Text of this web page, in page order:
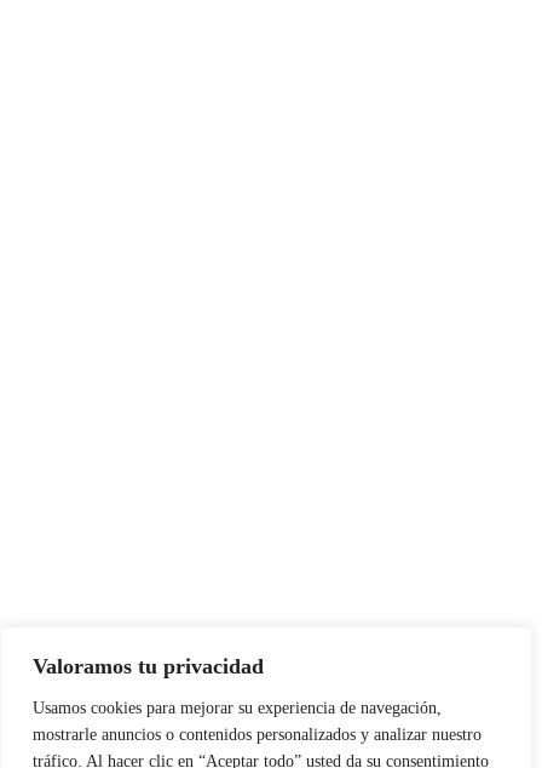
Valoramos tu privacidad
Usamos cookies para mejorar su experiencia de navegación,
mostrarle anuncios o contenidos personalizados y analizar nuestro
tráfico. Al hacer clic en “Aceptar todo” usted da su consentimiento